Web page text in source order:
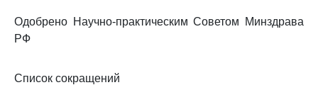
Одобрено Научно-практическим Советом Минздрава
РФ
Список сокращений